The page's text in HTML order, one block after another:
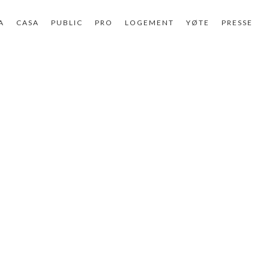
CASA PUBLIC PRO LOGEMENT YØTE PRESSE